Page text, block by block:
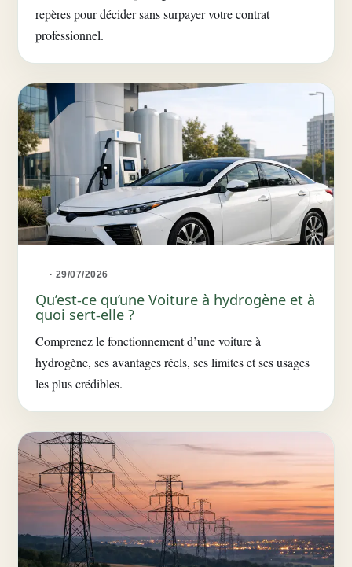
repères pour décider sans surpayer votre contrat
professionnel.
· 29/07/2026
Qu’est-ce qu’une Voiture à hydrogène et à
quoi sert-elle ?
Comprenez le fonctionnement d’une voiture à
hydrogène, ses avantages réels, ses limites et ses usages
les plus crédibles.